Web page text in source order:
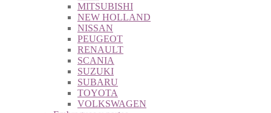
MITSUBISHI
NEW HOLLAND
NISSAN
PEUGEOT
RENAULT
SCANIA
SUZUKI
SUBARU
TOYOTA
VOLKSWAGEN